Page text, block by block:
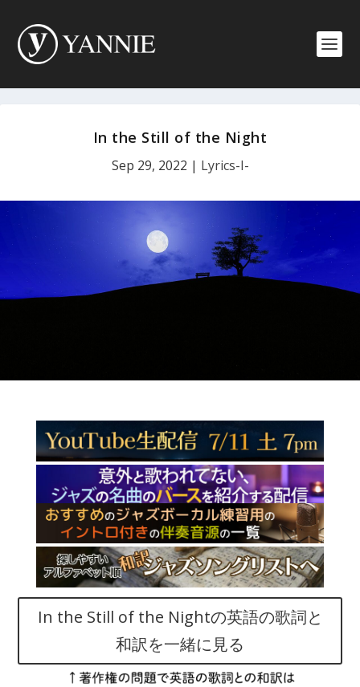
In the Still of the Night
Sep 29, 2022 | Lyrics-I-
In the Still of the Nightの英語の歌詞と
和訳を一緒に見る